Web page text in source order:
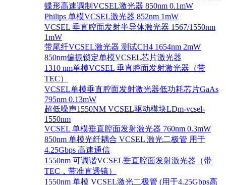
蝶形高速调制VCSEL激光器 850nm 0.1mW
Philips 单模VCSEL激光器 852nm 1mW
VCSEL 垂直腔面发射半导体激光器 1567/1550nm
1mW
带尾纤VCSEL激光器 测试CH4 1654nm 2mW
850nm偏振锁定单模VCSEL芯片激光器
1310 nm单模VCSEL 垂直腔面发射激光器（带
TEC）
VCSEL单模垂直腔面发射激光器低功耗芯片GaAs
795nm 0.13mW
超低噪声1550NM VCSEL驱动模块LDm-vcsel-
1550nm
VCSEL 单模垂直腔面发射激光器 760nm 0.3mW
850nm 单模光纤耦合 VCSEL 激光二极管 用于
4.25Gbps 高速通信
1550nm 可调谐VCSEL垂直腔面发射激光器（带
TEC，带准直透镜）
1550nm 单模 VCSEL激光二极管 (用于4.25Gbps高